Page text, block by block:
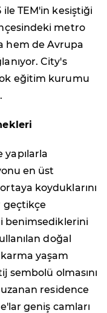
ile TEM'in kesiştiği
metro
hem de Avrupa
City's
eğitim kurumu
en üst
koyduklarını
geçtikçe
benimsediklerini
doğal
karma yaşam
sembolü olmasını
uzanan residence
geniş camları